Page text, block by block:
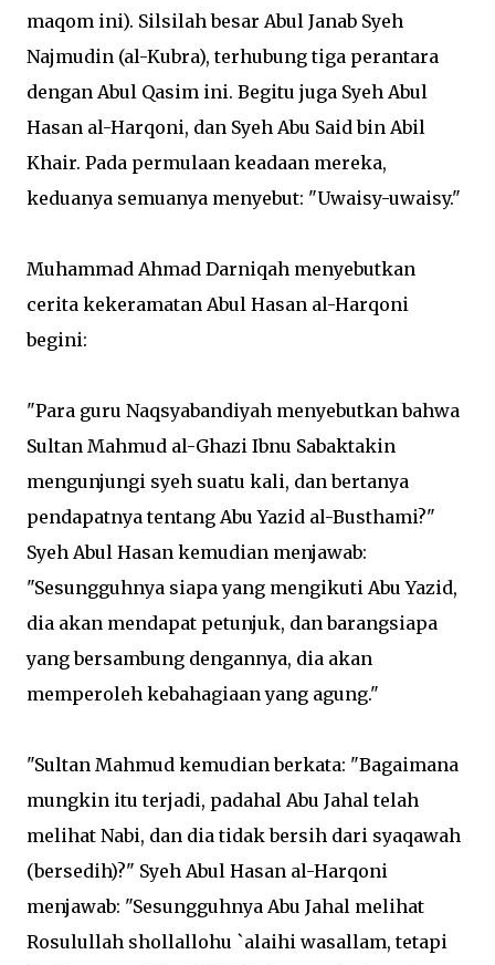
maqom ini). Silsilah besar Abul Janab Syeh
Najmudin (al-Kubra), terhubung tiga perantara
dengan Abul Qasim ini. Begitu juga Syeh Abul
Hasan al-Harqoni, dan Syeh Abu Said bin Abil
Khair. Pada permulaan keadaan mereka,
keduanya semuanya menyebut: "Uwaisy-uwaisy."
Muhammad Ahmad Darniqah menyebutkan
cerita kekeramatan Abul Hasan al-Harqoni
begini:
"Para guru Naqsyabandiyah menyebutkan bahwa
Sultan Mahmud al-Ghazi Ibnu Sabaktakin
mengunjungi syeh suatu kali, dan bertanya
pendapatnya tentang Abu Yazid al-Busthami?"
Syeh Abul Hasan kemudian menjawab:
"Sesungguhnya siapa yang mengikuti Abu Yazid,
dia akan mendapat petunjuk, dan barangsiapa
yang bersambung dengannya, dia akan
memperoleh kebahagiaan yang agung."
"Sultan Mahmud kemudian berkata: "Bagaimana
mungkin itu terjadi, padahal Abu Jahal telah
melihat Nabi, dan dia tidak bersih dari syaqawah
(bersedih)?" Syeh Abul Hasan al-Harqoni
menjawab: "Sesungguhnya Abu Jahal melihat
Rosulullah shollallohu `alaihi wasallam, tetapi